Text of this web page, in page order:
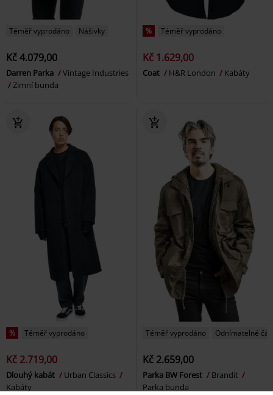
Téměř vyprodáno Nášivky
Kč 4.079,00
Darren Parka
Vintage Industries
Zimní bunda
% Téměř vyprodáno
Kč 1.629,00
Coat H&R London Kabáty
% Téměř vyprodáno
Kč 2.719,00
Dlouhý kabát
Urban Classics
Kabáty
Téměř vyprodáno Odnímatelné
Kč 2.659,00
Parka BW Forest
Brandit
Parka bunda